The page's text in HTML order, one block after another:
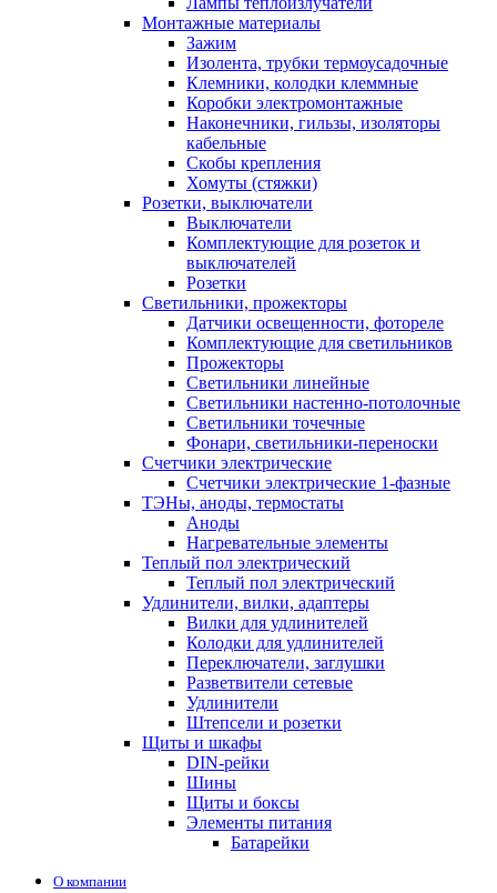
Монтажные материалы
Зажим
Изолента, трубки термоусадочные
Клемники, колодки клеммные
Коробки электромонтажные
Наконечники, гильзы, изоляторы
кабельные
Скобы крепления
Хомуты (стяжки)
Розетки, выключатели
Выключатели
Комплектующие для розеток и
выключателей
Розетки
Светильники, прожекторы
Датчики освещенности, фотореле
Комплектующие для светильников
Прожекторы
Светильники линейные
Светильники настенно-потолочные
Светильники точечные
Фонари, светильники-переноски
Счетчики электрические
Счетчики электрические 1-фазные
ТЭНы, аноды, термостаты
Аноды
Нагревательные элементы
Теплый пол электрический
Теплый пол электрический
Удлинители, вилки, адаптеры
Вилки для удлинителей
Колодки для удлинителей
Переключатели, заглушки
Разветвители сетевые
Удлинители
Штепсели и розетки
Щиты и шкафы
DIN-рейки
Шины
Щиты и боксы
Элементы питания
Батарейки
О компании